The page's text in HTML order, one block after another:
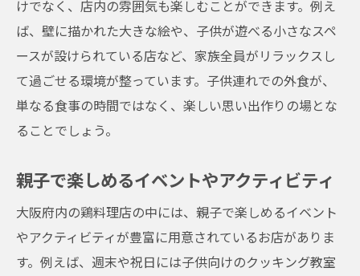
けでなく、店内の雰囲気も楽しむことができます。例え
ば、壁に描かれた大きな絵や、子供が遊べる小さなスペ
ースが設けられている店など、家族全員がリラックスし
て過ごせる環境が整っています。子供連れでの外食が、
単なる食事の時間ではなく、楽しい思い出作りの場とな
ることでしょう。
親子で楽しめるイベントやアクティビティ
大阪府内の鶏料理店の中には、親子で楽しめるイベント
やアクティビティが豊富に用意されているお店がありま
す。例えば、週末や祝日には子供向けのクッキング教室